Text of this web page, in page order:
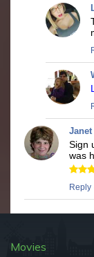
Janet
Sign
was
Reply
Movies